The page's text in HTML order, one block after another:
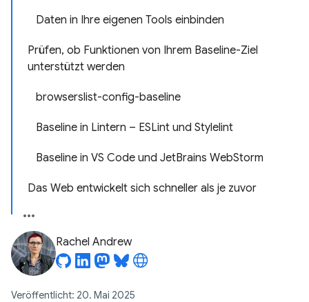
Daten in Ihre eigenen Tools einbinden
Prüfen, ob Funktionen von Ihrem Baseline-Ziel
unterstützt werden
browserslist-config-baseline
Baseline in Lintern – ESLint und Stylelint
Baseline in VS Code und JetBrains WebStorm
Das Web entwickelt sich schneller als je zuvor
Rachel Andrew
Veröffentlicht: 20. Mai 2025